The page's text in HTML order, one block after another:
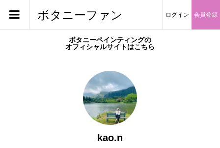
ボタニーファン ログイン 会員登録
ボタニーペインティングの
オフィシャルサイトはこちら
kao.n